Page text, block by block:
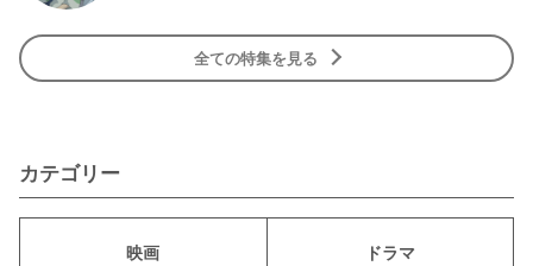
全ての特集を見る
カテゴリー
映画 ドラマ